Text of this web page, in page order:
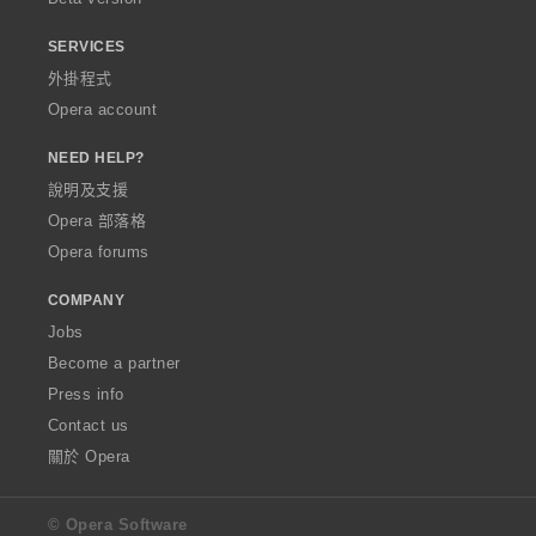
SERVICES
外掛程式
Opera account
NEED HELP?
說明及支援
Opera 部落格
Opera forums
COMPANY
Jobs
Become a partner
Press info
Contact us
關於 Opera
© Opera Software